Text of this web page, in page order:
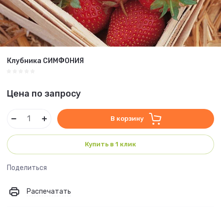
Клубника СИМФОНИЯ
Цена по запросу
В корзину
Купить в 1 клик
Поделиться
Распечатать